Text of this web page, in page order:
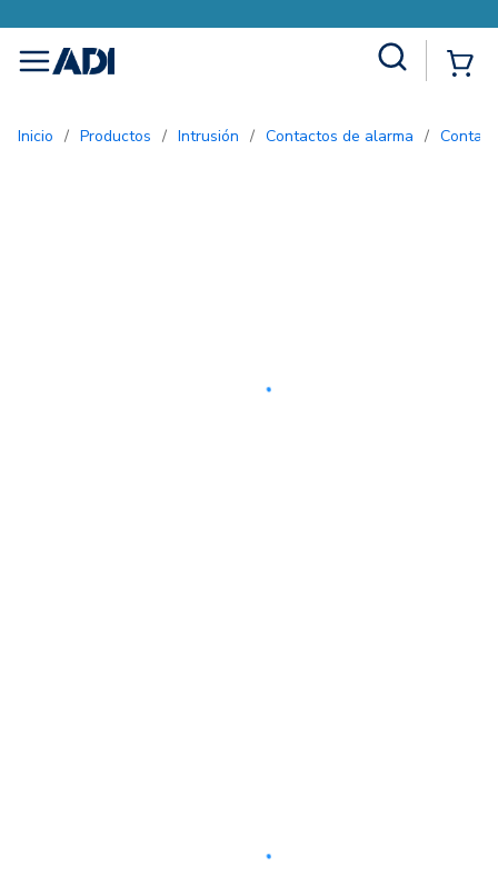
menu
Inicio / Productos / Intrusión / Contactos de alarma /